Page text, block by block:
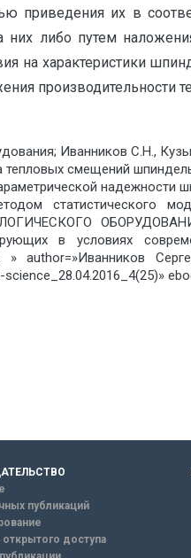
приведения их в
них либо путем
на характеристики
производительности
Иванников С.Н.,
смещений
статистического
в условиях
author=»Иванников
публикаций
открытого доступа